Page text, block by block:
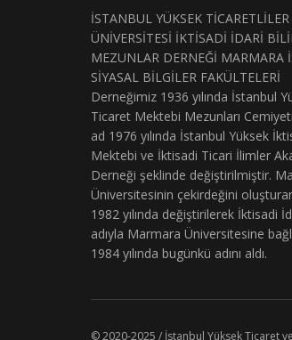
İSTANBUL YÜKSEK
ÜNİVERSİTESİ İKTİSADİ İDARİ
MEZUNLAR DERNEĞİ MARMARA
SİYASAL BİLGİLER FAKÜLTELERİ
Derneğimiz 1936 yılında İstanbul
Ticaret Mektebi Mezunları
ad 1976 yılında İstanbul Yüksek
Mektebi ve İktisadi Ticari İlimler
Derneği şeklinde değiştirilmiştir.
Üniversitesinin çekirdeğini
1982 yılında değiştirilerek İktisadi
adıyla Marmara Üniversitesine
1984 yılında bugünkü adını aldı.
© 2020-2025 / İstanbul Yüksek Ticaret